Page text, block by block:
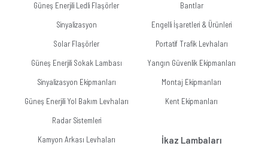
Güneş Enerjili Ledli Flaşörler
Sinyalizasyon
Solar Flaşörler
Güneş Enerjili Sokak Lambası
Sinyalizasyon Ekipmanları
Güneş Enerjili Yol Bakım Levhaları
Radar Sistemleri
Kamyon Arkası Levhaları
Bantlar
Engelli İşaretleri & Ürünleri
Portatif Trafik Levhaları
Yangın Güvenlik Ekipmanları
Montaj Ekipmanları
Kent Ekipmanları
İkaz Lambaları